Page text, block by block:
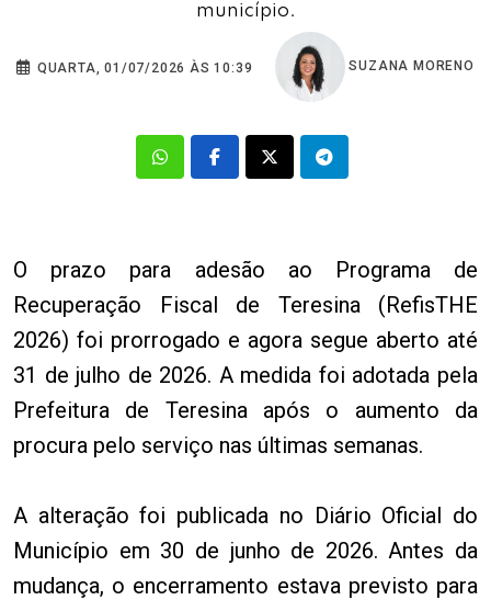
município.
QUARTA, 01/07/2026 ÀS 10:39 SUZANA MORENO
O prazo para adesão ao Programa de
Recuperação Fiscal de Teresina (RefisTHE
2026) foi prorrogado e agora segue aberto até
31 de julho de 2026. A medida foi adotada pela
Prefeitura de Teresina após o aumento da
procura pelo serviço nas últimas semanas.
A alteração foi publicada no Diário Oficial do
Município em 30 de junho de 2026. Antes da
mudança, o encerramento estava previsto para